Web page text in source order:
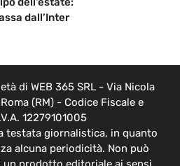
dall’Inter
di WEB 365 SRL - Via Nicola
(RM) - Codice Fiscale e
12279101005
testata giornalistica, in quanto
alcuna periodicità. Non può